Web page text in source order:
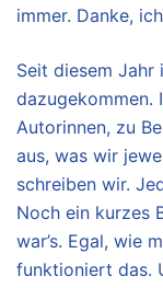
immer. Danke,
Seit diesem Jahr
dazugekommen.
Autorinnen, zu
aus, was wir
schreiben wir.
Noch ein kurzes
war’s. Egal, wie
funktioniert das.